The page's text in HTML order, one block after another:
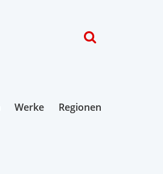
Werke Regionen